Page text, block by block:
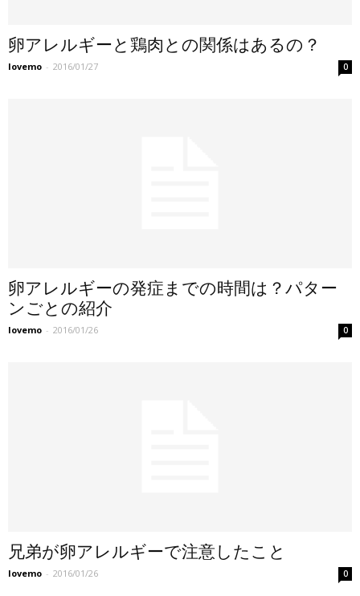
卵アレルギーと鶏肉との関係はあるの？
lovemo - 2016/01/27 0
卵アレルギーの発症までの時間は？パター
ンごとの紹介
lovemo - 2016/01/26 0
兄弟が卵アレルギーで注意したこと
lovemo - 2016/01/26 0